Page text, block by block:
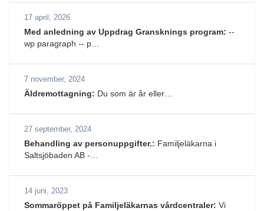
17 april, 2026
Med anledning av Uppdrag Gransknings program: --
wp paragraph -- p…
7 november, 2024
Äldremottagning: Du som är år eller…
27 september, 2024
Behandling av personuppgifter.: Familjeläkarna i
Saltsjöbaden AB -…
14 juni, 2023
Sommaröppet på Familjeläkarnas vårdcentraler: Vi